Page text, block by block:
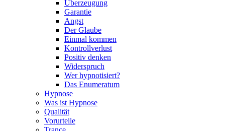
Überzeugung
Garantie
Angst
Der Glaube
Einmal kommen
Kontrollverlust
Positiv denken
Widerspruch
Wer hypnotisiert?
Das Enumeratum
Hypnose
Was ist Hypnose
Qualität
Vorurteile